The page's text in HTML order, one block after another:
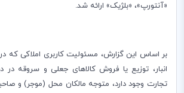
«آنتورپ»، «بلژیک» ارائه شد.
بر اساس این گزارش، مسئولیت کاربری املاکی که در
انبار، توزیع یا فروش کالاهای جعلی و سروقه در
تجارت وجود دارد، متوجه مالکان محل (موجر) و